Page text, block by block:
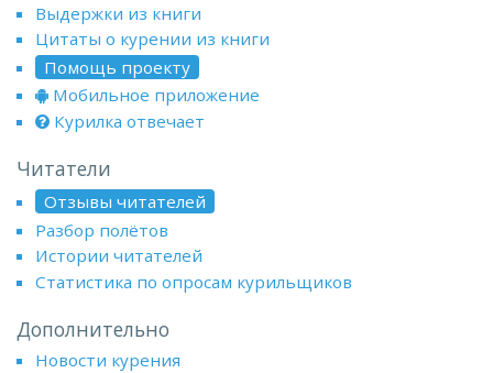
Выдержки из книги
Цитаты о курении из книги
Помощь проекту
Мобильное приложение
Курилка отвечает
Читатели
Отзывы читателей
Разбор полётов
Истории читателей
Статистика по опросам курильщиков
Дополнительно
Новости курения